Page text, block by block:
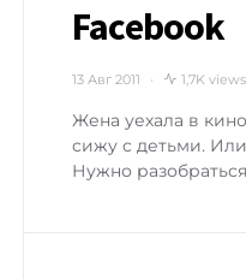
Facebook
13 Авг 2011 1,7K views
Жена уехала в
сижу с детьми.
Нужно разобраться